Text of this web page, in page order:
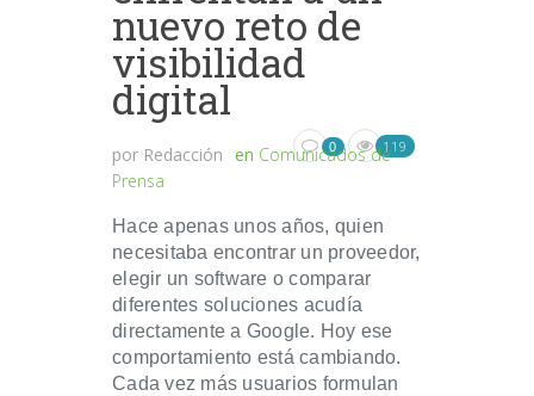
nuevo reto de
visibilidad
digital
por Redacción en Comunicados de
Prensa
0 119
Hace apenas unos años, quien
necesitaba encontrar un proveedor,
elegir un software o comparar
diferentes soluciones acudía
directamente a Google. Hoy ese
comportamiento está cambiando.
Cada vez más usuarios formulan